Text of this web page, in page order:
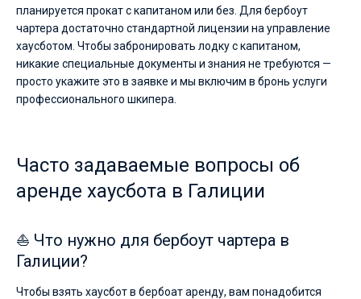
планируется прокат с капитаном или без. Для бербоут
чартера достаточно стандартной лицензии на управление
хаусботом. Чтобы забронировать лодку с капитаном,
никакие специальные документы и знания не требуются —
просто укажите это в заявке и мы включим в бронь услуги
профессионального шкипера.
Часто задаваемые вопросы об
аренде хаусбота в Галиции
⛵ Что нужно для бербоут чартера в
Галиции?
Чтобы взять хаусбот в бербоат аренду, вам понадобится